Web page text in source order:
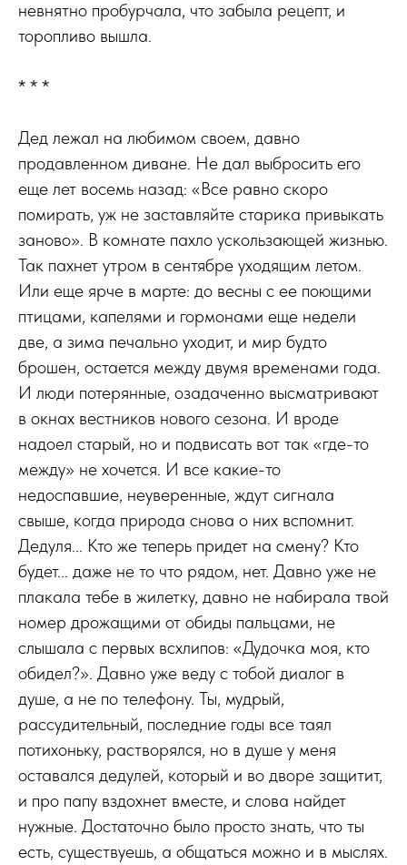
невнятно пробурчала, что забыла рецепт, и
торопливо вышла.
* * *
Дед лежал на любимом своем, давно
продавленном диване. Не дал выбросить его
еще лет восемь назад: «Все равно скоро
помирать, уж не заставляйте старика привыкать
заново». В комнате пахло ускользающей жизнью.
Так пахнет утром в сентябре уходящим летом.
Или еще ярче в марте: до весны с ее поющими
птицами, капелями и гормонами еще недели
две, а зима печально уходит, и мир будто
брошен, остается между двумя временами года.
И люди потерянные, озадаченно высматривают
в окнах вестников нового сезона. И вроде
надоел старый, но и подвисать вот так «где-то
между» не хочется. И все какие-то
недоспавшие, неуверенные, ждут сигнала
свыше, когда природа снова о них вспомнит.
Дедуля... Кто же теперь придет на смену? Кто
будет... даже не то что рядом, нет. Давно уже не
плакала тебе в жилетку, давно не набирала твой
номер дрожащими от обиды пальцами, не
слышала с первых всхлипов: «Дудочка моя, кто
обидел?». Давно уже веду с тобой диалог в
душе, а не по телефону. Ты, мудрый,
рассудительный, последние годы все таял
потихоньку, растворялся, но в душе у меня
оставался дедулей, который и во дворе защитит,
и про папу вздохнет вместе, и слова найдет
нужные. Достаточно было просто знать, что ты
есть, существуешь, а общаться можно и в мыслях.